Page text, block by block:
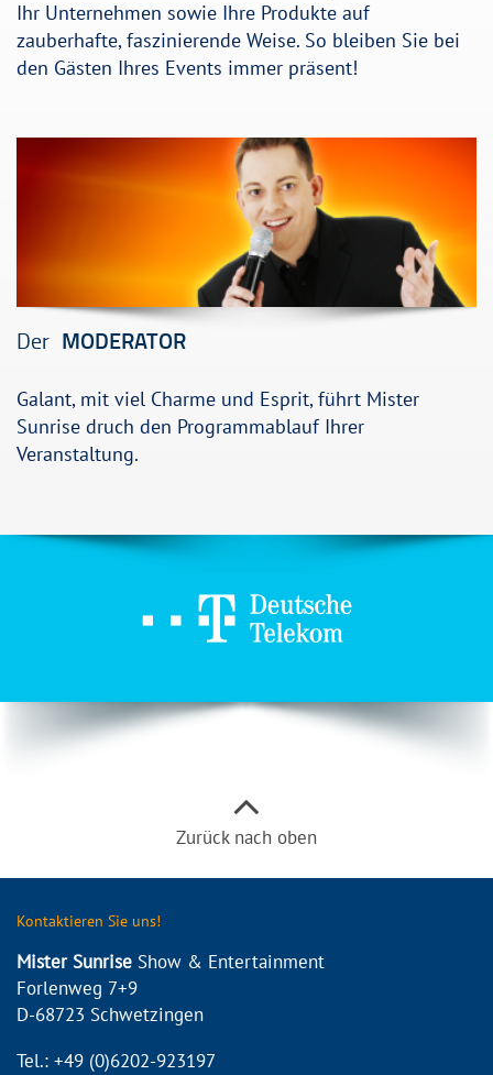
Ihr Unternehmen sowie Ihre Produkte auf
zauberhafte, faszinierende Weise. So bleiben Sie bei
den Gästen Ihres Events immer präsent!
Der MODERATOR
Galant, mit viel Charme und Esprit, führt Mister
Sunrise druch den Programmablauf Ihrer
Veranstaltung.
Zurück nach oben
Kontaktieren Sie uns!
Mister Sunrise Show & Entertainment
Forlenweg 7+9
D-68723 Schwetzingen
Tel.: +49 (0)6202-923197